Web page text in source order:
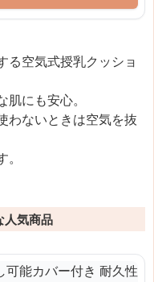
る空気式授乳クッショ
にも安心。
わないときは空気を抜
人気商品